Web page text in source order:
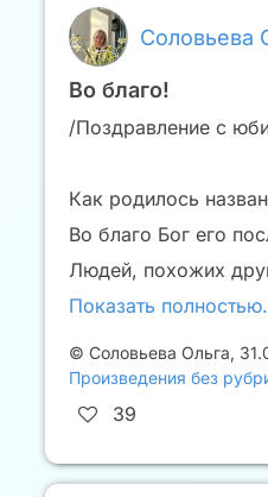
Соловьева
Во благо!
/Поздравление с
Как родилось
Во благо Бог его
Людей, похожих
Показать
© Соловьева Ольга,
Произведения без
39